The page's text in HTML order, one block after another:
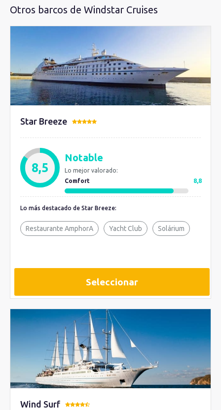
Otros barcos de Windstar Cruises
Star Breeze
8,5
Notable
Lo mejor valorado:
Comfort
8,8
Lo más destacado de Star Breeze:
Restaurante AmphorA Yacht Club Solárium
Seleccionar
Wind Surf